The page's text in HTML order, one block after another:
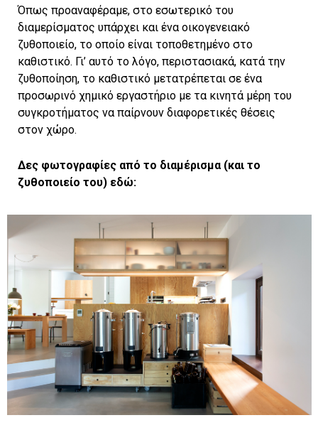
Όπως προαναφέραμε, στο εσωτερικό του
διαμερίσματος υπάρχει και ένα οικογενειακό
ζυθοποιείο, το οποίο είναι τοποθετημένο στο
καθιστικό. Γι’ αυτό το λόγο, περιστασιακά, κατά την
ζυθοποίηση, το καθιστικό μετατρέπεται σε ένα
προσωρινό χημικό εργαστήριο με τα κινητά μέρη του
συγκροτήματος να παίρνουν διαφορετικές θέσεις
στον χώρο.
Δες φωτογραφίες από το διαμέρισμα (και το
ζυθοποιείο του) εδώ: